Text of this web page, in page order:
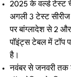
2025 के वर्ल्ड टेस्ट
अगली 3 टेस्ट सीरीज
पर बांग्लादेश से 2
पॉइंट्स टेबल में टॉप
है।
नवंबर से जनवरी तक